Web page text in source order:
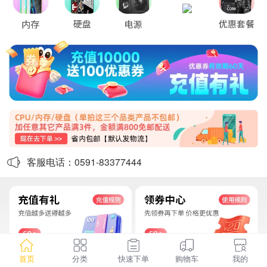
客服电话：0591-83377444
首页 分类 快速下单 购物车 我的